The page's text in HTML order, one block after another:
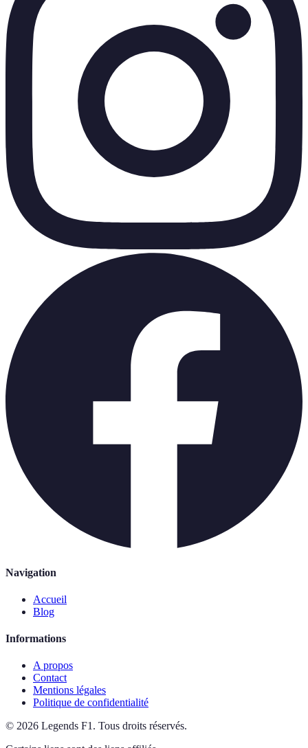
Navigation
Accueil
Blog
Informations
A propos
Contact
Mentions légales
Politique de confidentialité
© 2026 Legends F1. Tous droits réservés.